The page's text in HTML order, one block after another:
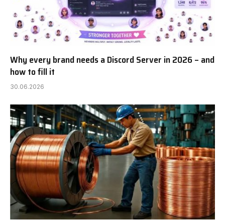
Why every brand needs a Discord Server in 2026 – and
how to fill it
30.06.2026